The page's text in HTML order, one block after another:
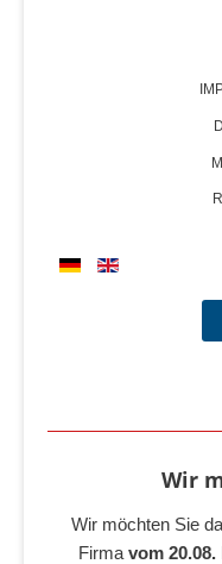
Wir
Wir möchten Sie
Firma vom